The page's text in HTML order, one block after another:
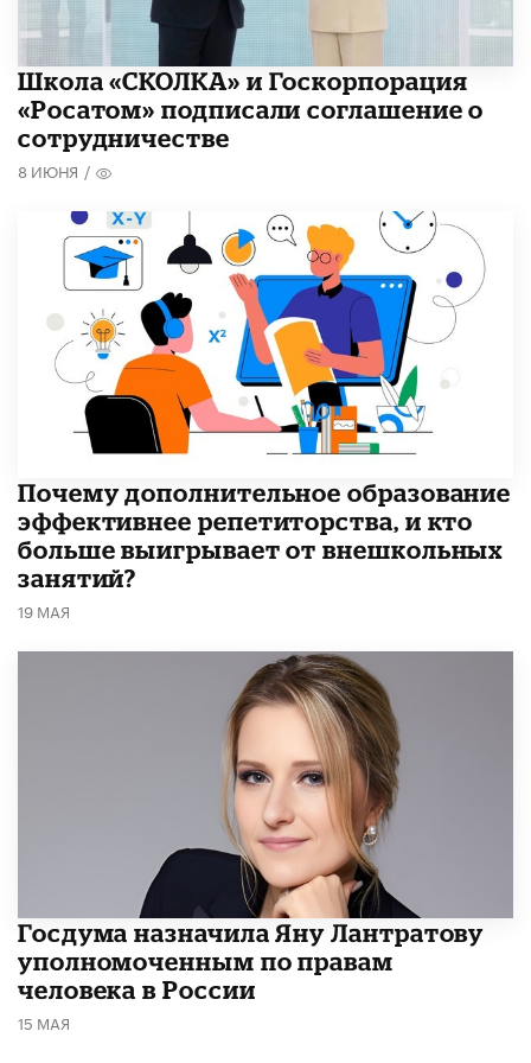
Школа «СКОЛКА» и Госкорпорация
«Росатом» подписали соглашение о
сотрудничестве
8 ИЮНЯ /
​Почему дополнительное образование
эффективнее репетиторства, и кто
больше выигрывает от внешкольных
занятий?
19 МАЯ
Госдума назначила Яну Лантратову
уполномоченным по правам
человека в России
15 МАЯ